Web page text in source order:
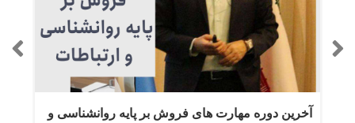
آخرین دوره مهارت های فروش بر پایه روانشناسی و